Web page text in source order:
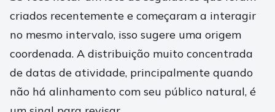
criados recentemente e começaram a interagir
no mesmo intervalo, isso sugere uma origem
coordenada. A distribuição muito concentrada
de datas de atividade, principalmente quando
não há alinhamento com seu público natural, é